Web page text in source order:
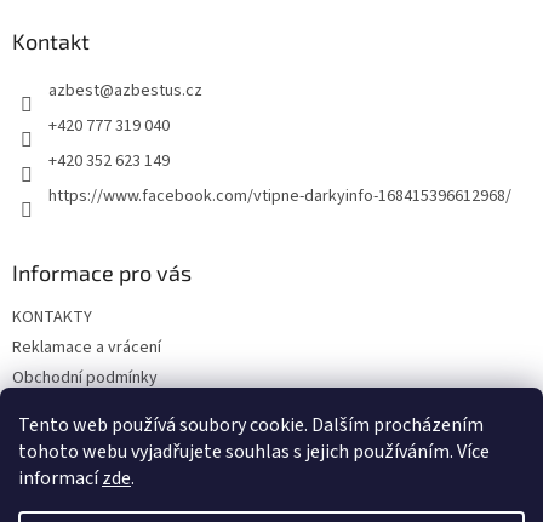
Tento web používá soubory cookie. Dalším procházením
tohoto webu vyjadřujete souhlas s jejich používáním. Více
informacízde.
Kontakt
azbest@azbestus.cz
+420 777 319 040
+420 352 623 149
https://www.facebook.com/vtipne-darkyinfo-168415396612968/
Informace pro vás
KONTAKTY
Reklamace a vrácení
Obchodní podmínky
Doprava a platba